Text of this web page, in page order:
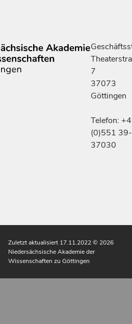
7
37073
Göttingen
Telefon:
(0)551 39-
37030
Zuletzt aktualisiert 17.11.2022© 2026
Niedersächsische Akademie der
Wissenschaften zu Göttingen